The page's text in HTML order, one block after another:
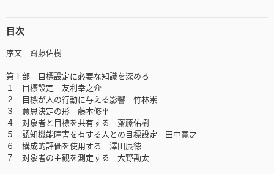
目次
序文 齋藤佑樹
第Ⅰ部 目標設定に必要な知識を深める
１ 目標設定 友利幸之介
２ 目標が人の行動に与える影響 竹林崇
３ 意思決定の形 藤本修平
４ 対象者と目標を共有する 齋藤佑樹
５ 認知機能障害を有する人との目標設定 田中寛之
６ 構成的評価を使用する 澤田辰徳
７ 対象者の主観を測定する 大野勘太